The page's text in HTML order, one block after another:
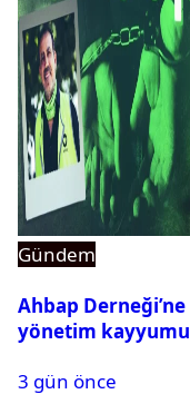
Gündem
Ahbap Derneği’ne
yönetim kayyumu
açıldı
3 gün önce